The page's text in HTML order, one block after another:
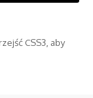
CSS3, aby